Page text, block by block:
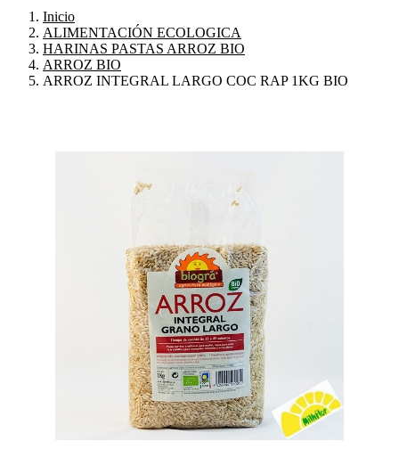
Inicio
ALIMENTACIÓN ECOLOGICA
HARINAS PASTAS ARROZ BIO
ARROZ BIO
ARROZ INTEGRAL LARGO COC RAP 1KG BIO